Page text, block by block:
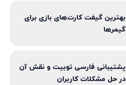
بهترین گیفت کارت‌های بازی برای
گیمرها
پشتیبانی فارسی توبیت و نقش آن
در حل مشکلات کاربران